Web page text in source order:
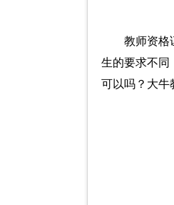
教师资格
生的要求不同
可以吗？大牛